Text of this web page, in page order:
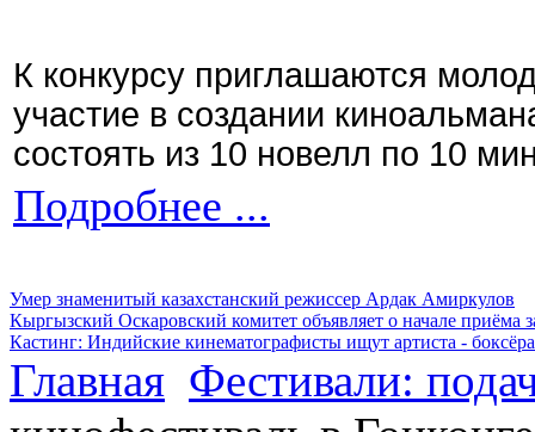
К конкурсу приглашаются
участие в создании
состоять из 10 новелл по 10
Подробнее ...
Умер знаменитый казахстанский режиссер Ардак Амиркулов
Кыргызский Оскаровский комитет объявляет о начале приёма
Кастинг: Индийские кинематографисты ищут артиста -
Главная Фестивали: